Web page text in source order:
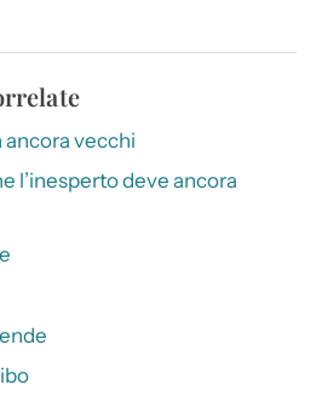
ancora vecchi
l’inesperto deve ancora